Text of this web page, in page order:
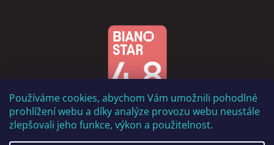
Používáme cookies, abychom Vám umožnili pohodlné
prohlížení webu a díky analýze provozu webu neustále
zlepšovali jeho funkce, výkon a použitelnost.